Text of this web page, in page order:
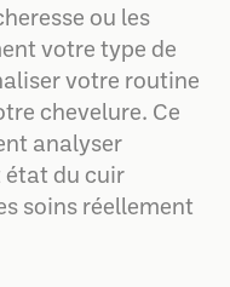
ou les
votre type de
votre routine
chevelure. Ce
analyser
état du cuir
soins réellement